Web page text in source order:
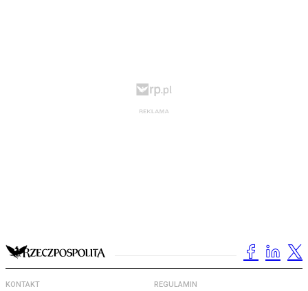
KONTAKT REGULAMIN